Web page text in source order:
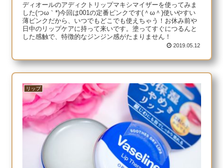
ディオールのアディクトリップマキシマイザーを使ってみま
した(つω｀*)今回は001の定番ピンクです(＾ω＾)使いやすい
薄ピンクだから、いつでもどこでも使えちゃう！お休み前や
日中のリップケアに持って来いです。塗ってすぐにつるんと
した感触で、特徴的なジンジン感がたまりません！
2019.05.12
リップ